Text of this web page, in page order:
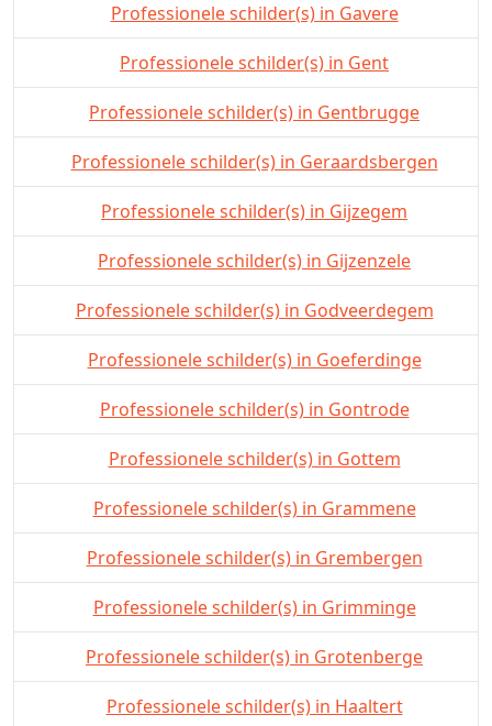
Professionele schilder(s) in Gavere
Professionele schilder(s) in Gent
Professionele schilder(s) in Gentbrugge
Professionele schilder(s) in Geraardsbergen
Professionele schilder(s) in Gijzegem
Professionele schilder(s) in Gijzenzele
Professionele schilder(s) in Godveerdegem
Professionele schilder(s) in Goeferdinge
Professionele schilder(s) in Gontrode
Professionele schilder(s) in Gottem
Professionele schilder(s) in Grammene
Professionele schilder(s) in Grembergen
Professionele schilder(s) in Grimminge
Professionele schilder(s) in Grotenberge
Professionele schilder(s) in Haaltert